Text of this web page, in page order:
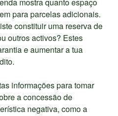
para parcelas adicionais.
constituir uma reserva de
outros activos? Estes
e aumentar a tua
informações para tomar
a concessão de
negativa, como a